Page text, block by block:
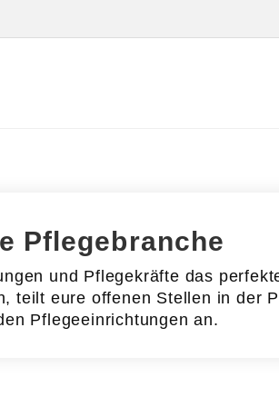
Pflegebranche
und Pflegekräfte das
teilt eure offenen Stellen in der
Pflegeeinrichtungen an.